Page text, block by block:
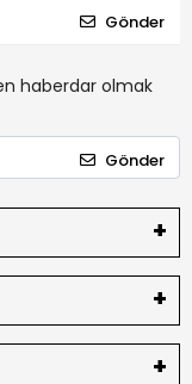
Gönder
haberdar olmak
Gönder